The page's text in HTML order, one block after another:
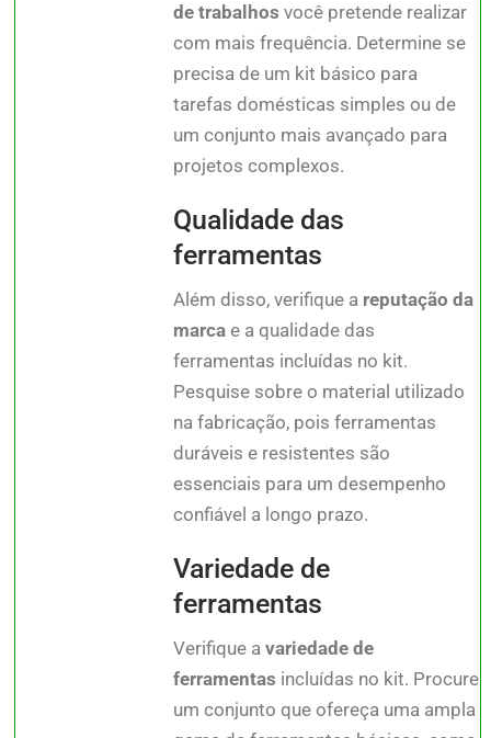
de trabalhos você pretende realizar
com mais frequência. Determine se
precisa de um kit básico para
tarefas domésticas simples ou de
um conjunto mais avançado para
projetos complexos.
Qualidade das
ferramentas
Além disso, verifique a reputação da
marca e a qualidade das
ferramentas incluídas no kit.
Pesquise sobre o material utilizado
na fabricação, pois ferramentas
duráveis e resistentes são
essenciais para um desempenho
confiável a longo prazo.
Variedade de
ferramentas
Verifique avariedade de
ferramentas incluídas no kit. Procure
um conjunto que ofereça uma ampla